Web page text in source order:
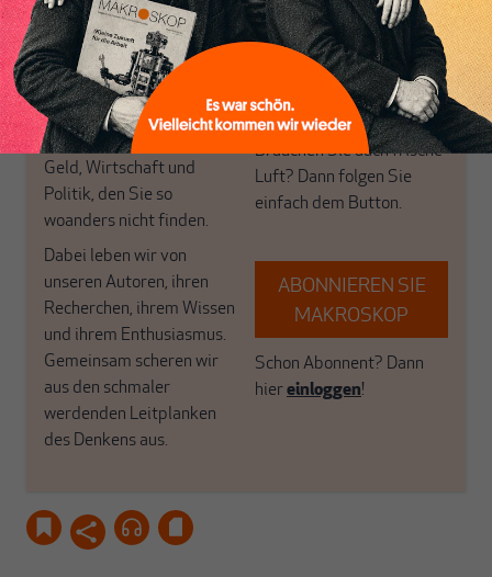
postkeynesianischen
Perspektive und ist damit
in Deutschland einzigartig.
MAKROSKOP steht für
das große Ganze. Wir
haben einen Blick auf
Geld, Wirtschaft und
Politik, den Sie so
woanders nicht finden.
Dabei leben wir von
unseren Autoren, ihren
Recherchen, ihrem Wissen
und ihrem Enthusiasmus.
Gemeinsam scheren wir
aus den schmaler
werdenden Leitplanken
des Denkens aus.
eingerichtet haben. Wir
öffnen Fenster und
bringen frische Luft in die
engen und verstaubten
Debattenräume.
Brauchen Sie auch frische
Luft? Dann folgen Sie
einfach dem Button.
ABONNIEREN SIE
MAKROSKOP
Schon Abonnent? Dann
hiereinloggen!